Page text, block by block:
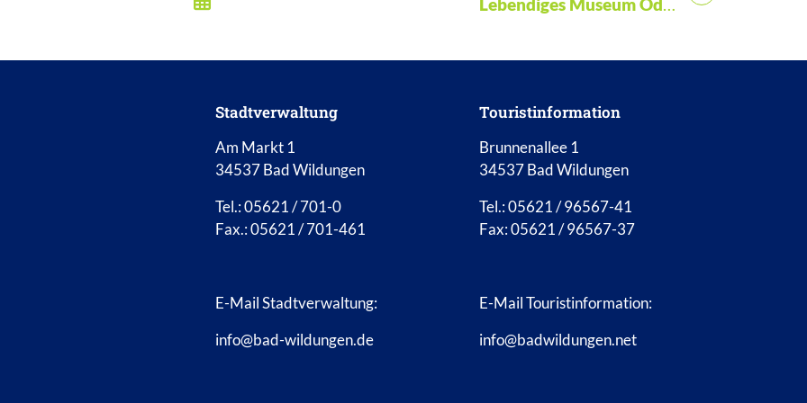
Lebendiges Museum Odershausen
Stadtverwaltung
Am Markt 1
34537 Bad Wildungen
Tel.: 05621 / 701-0
Fax.: 05621 / 701-461
E-Mail Stadtverwaltung:
info@bad-wildungen.de
Touristinformation
Brunnenallee 1
34537 Bad Wildungen
Tel.: 05621 / 96567-41
Fax: 05621 / 96567-37
E-Mail Touristinformation:
info@badwildungen.net